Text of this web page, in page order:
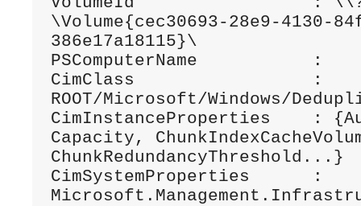
\Volume{cec30693-28e9-4130-
386e17a18115}\
PSComputerName           :
CimClass                 :
ROOT/Microsoft/Windows/
CimInstanceProperties    :
Capacity,
ChunkRedundancyThreshold...}
CimSystemProperties      :